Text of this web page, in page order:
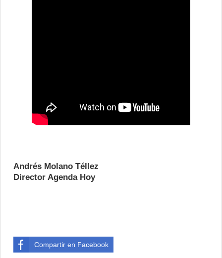
Andrés Molano Téllez
Director Agenda Hoy
Compartir en Facebook